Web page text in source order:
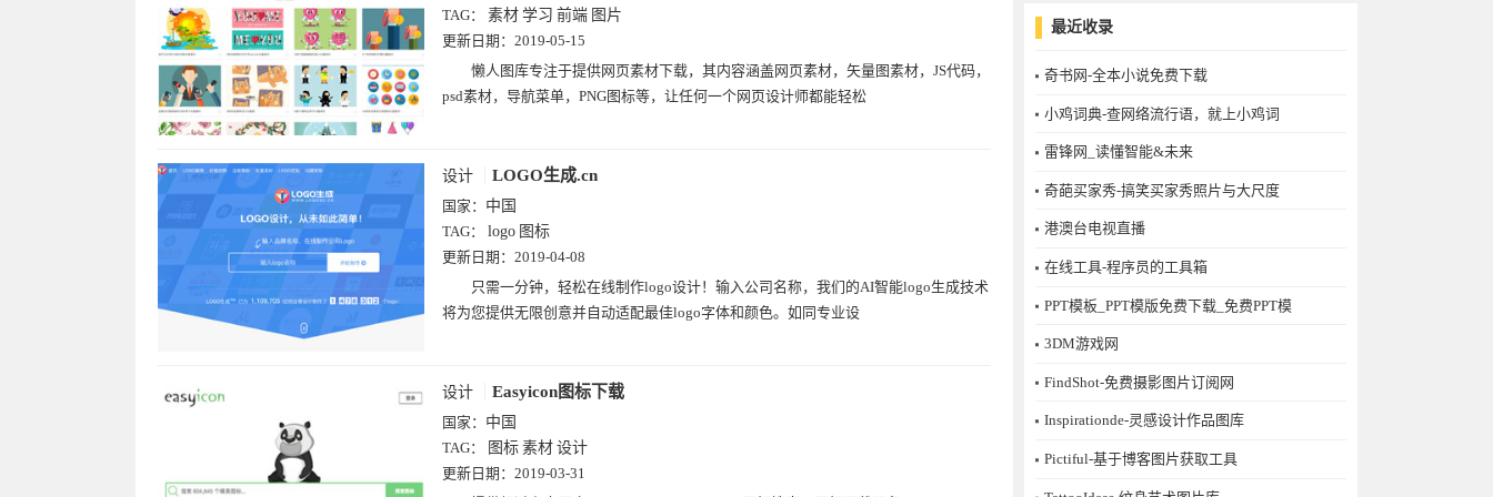
TAG： 素材 学习 前端 图片
更新日期： 2019-05-15
懒人图库专注于提供网页素材下载，其内容涵盖网页素材，矢量图素材，JS代码，
psd素材，导航菜单，PNG图标等，让任何一个网页设计师都能轻松
设计 LOGO生成.cn
国家： 中国
TAG： logo 图标
更新日期： 2019-04-08
只需一分钟，轻松在线制作logo设计！输入公司名称，我们的AI智能logo生成技术
将为您提供无限创意并自动适配最佳logo字体和颜色。如同专业设
设计 Easyicon图标下载
国家： 中国
TAG：
图标 素材 设计
更新日期： 2019-03-31
最近收录
奇书网-全本小说免费下载
小鸡词典-查网络流行语，就上小鸡词
雷锋网_读懂智能&未来
奇葩买家秀-搞笑买家秀照片与大尺度
港澳台电视直播
在线工具-程序员的工具箱
PPT模板_PPT模版免费下载_免费PPT模
3DM游戏网
FindShot-免费摄影图片订阅网
Inspirationde-灵感设计作品图库
Pictiful-基于博客图片获取工具